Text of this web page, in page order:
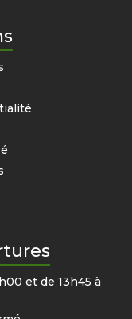
et de 13h45 à